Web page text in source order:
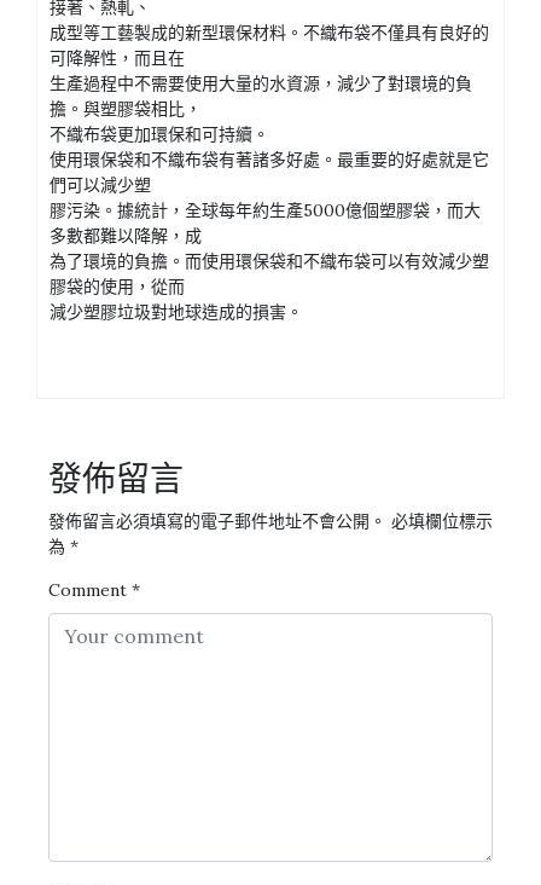
接著、熱軋、
成型等工藝製成的新型環保材料。不織布袋不僅具有良好的
可降解性，而且在
生產過程中不需要使用大量的水資源，減少了對環境的負
擔。與塑膠袋相比，
不織布袋更加環保和可持續。
使用環保袋和不織布袋有著諸多好處。最重要的好處就是它
們可以減少塑
膠污染。據統計，全球每年約生產5000億個塑膠袋，而大
多數都難以降解，成
為了環境的負擔。而使用環保袋和不織布袋可以有效減少塑
膠袋的使用，從而
減少塑膠垃圾對地球造成的損害。
發佈留言
發佈留言必須填寫的電子郵件地址不會公開。 必填欄位標示
為 *
Comment *